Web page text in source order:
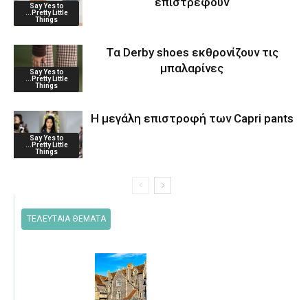
Say Yes to
...Pretty Little
Things
Say Yes to
...Pretty Little
Things
Τα Derby shoes εκθρονίζουν τις
μπαλαρίνες
Say Yes to
...Pretty Little
Things
Η μεγάλη επιστροφή των Capri pants
ΤΕΛΕΥΤΑΙΑ ΘΕΜΑΤΑ